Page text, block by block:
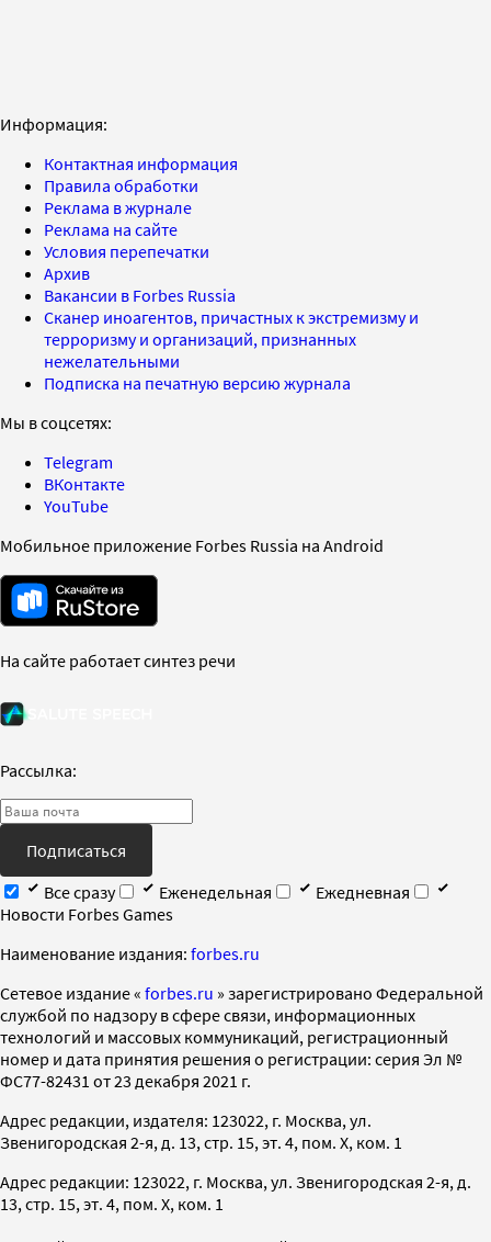
Информация:
Контактная информация
Правила обработки
Реклама в журнале
Реклама на сайте
Условия перепечатки
Архив
Вакансии в Forbes Russia
Сканер иноагентов, причастных к экстремизму и
терроризму и организаций, признанных
нежелательными
Подписка на печатную версию журнала
Мы в соцсетях:
Telegram
ВКонтакте
YouTube
Мобильное приложение Forbes Russia на Android
На сайте работает синтез речи
Рассылка:
Подписаться
Все сразу
Еженедельная
Ежедневная
Новости Forbes Games
Наименование издания: forbes.ru
Cетевое издание « forbes.ru » зарегистрировано Федеральной
службой по надзору в сфере связи, информационных
технологий и массовых коммуникаций, регистрационный
номер и дата принятия решения о регистрации: серия Эл №
ФС77-82431 от 23 декабря 2021 г.
Адрес редакции, издателя: 123022, г. Москва, ул.
Звенигородская 2-я, д. 13, стр. 15, эт. 4, пом. X, ком. 1
Адрес редакции: 123022, г. Москва, ул. Звенигородская 2-я, д.
13, стр. 15, эт. 4, пом. X, ком. 1